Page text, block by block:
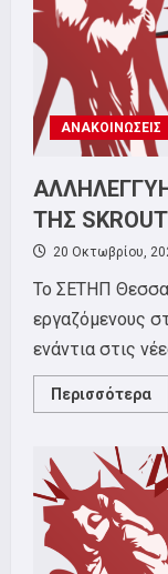
ΑΝΑΚΟΙΝΩΣΕΙΣ
ΤΗΣ
20 Οκτωβρίου,
Το ΣΕΤΗΠ
εργαζόμενους
ενάντια στις
Περισσότερα